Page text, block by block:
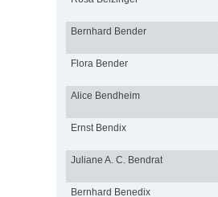
Bernhard Bender
Flora Bender
Alice Bendheim
Ernst Bendix
Juliane A. C. Bendrat
Bernhard Benedix